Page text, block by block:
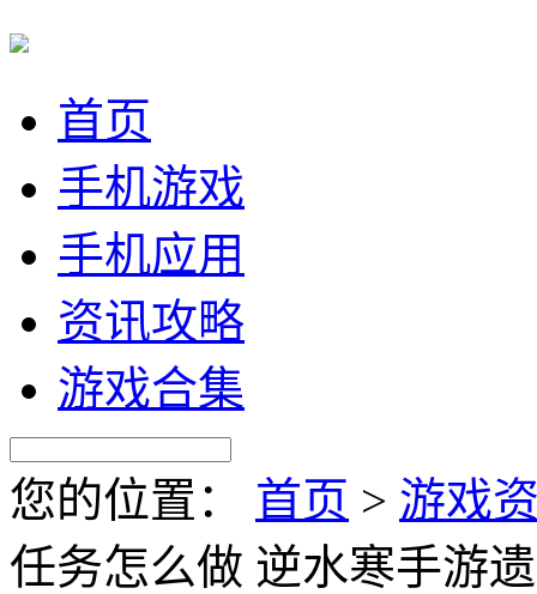
首页
手机游戏
手机应用
资讯攻略
游戏合集
您的位置： 首页 > 游戏
任务怎么做 逆水寒手游